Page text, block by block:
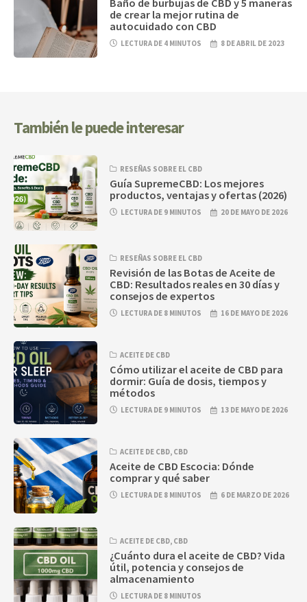
de crear la mejor rutina de
autocuidado con CBD
LECTURA DE 4 MINUTOS 8 DE ABRIL DE 2023
También le puede interesar
RESEÑAS SOBRE EL CBD
Guía SupremeCBD: Los mejores
productos, ventajas y ofertas (2026)
LECTURA DE 9 MINUTOS 20 DE MAYO DE 2026
RESEÑAS SOBRE EL CBD
Revisión de las Botas de Aceite de
CBD: Resultados reales en 30 días y
consejos de expertos
LECTURA DE 8 MINUTOS 16 DE MAYO DE 2026
ACEITE DE CBD
Cómo utilizar el aceite de CBD para
dormir: Guía de dosis, tiempos y
métodos
LECTURA DE 9 MINUTOS 13 DE MAYO DE 2026
ACEITE DE CBD, CBD
Aceite de CBD Escocia: Dónde
comprar y qué saber
LECTURA DE 8 MINUTOS 6 DE MARZO DE 2026
ACEITE DE CBD, CBD
¿Cuánto dura el aceite de CBD? Vida
útil, potencia y consejos de
almacenamiento
LECTURA DE 8 MINUTOS